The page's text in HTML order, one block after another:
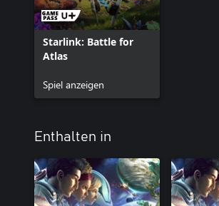
Starlink: Battle for
Atlas
Spiel anzeigen
Enthalten in